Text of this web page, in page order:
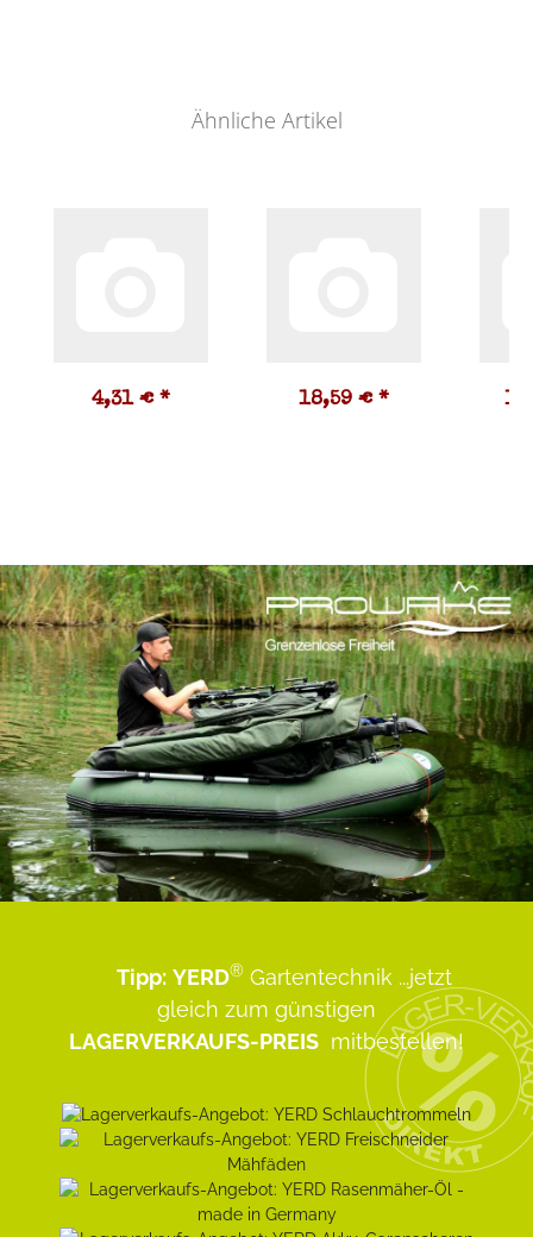
Ähnliche Artikel
4,31 € * 18,59 € *
Tipp: YERD® Gartentechnik ...jetzt
gleich zum günstigen
LAGERVERKAUFS-PREIS mitbestellen!